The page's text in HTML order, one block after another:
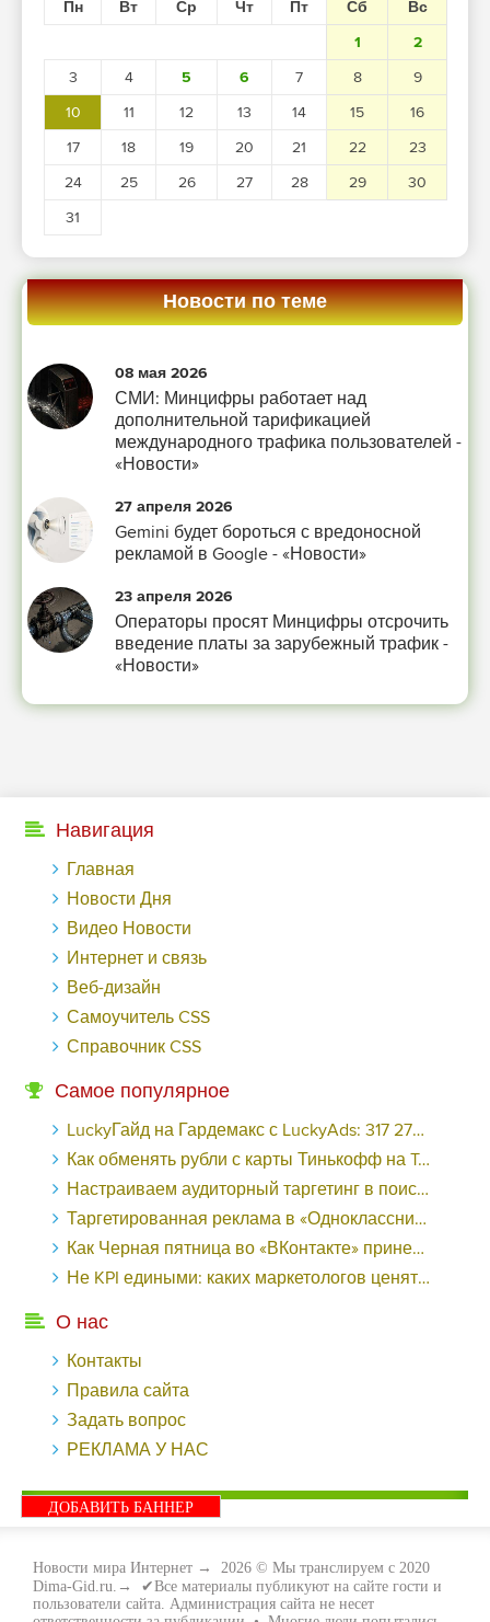
Пн
Вт Ср Чт Пт Сб
Вс
1
2
3
4 5 6 7 8
9
10
11 12 13 14 15
16
17
18 19 20 21 22
23
24
25 26 27 28 29
30
31
Новости по теме
08 мая 2026
СМИ: Минцифры работает над
дополнительной тарификацией
международного трафика пользователей -
«Новости»
27 апреля 2026
Gemini будет бороться с вредоносной
рекламой в Google - «Новости»
23 апреля 2026
Операторы просят Минцифры отсрочить
введение платы за зарубежный трафик -
«Новости»
Навигация
Главная
Новости Дня
Видео Новости
Интернет и связь
Веб-дизайн
Самоучитель CSS
Справочник CSS
Самое популярное
LuckyГайд на Гардемакс с LuckyAds: 317 279 рублей за 10 дней - «Надо знать»
Как обменять рубли с карты Тинькофф на Tether ERC20 (USDT)?
Настраиваем аудиторный таргетинг в поисковой кампании Google Ads - «Заработок»
Таргетированная реклама в «Одноклассниках»: как ее настроить и нужно ли - «Заработок»
Как Черная пятница во «ВКонтакте» принесла магазину подарков 221 продажу по цене 38 рублей - «Заработок»
Не KPI едиными: каких маркетологов ценят - «Заработок»
О нас
Контакты
Правила сайта
Задать вопрос
РЕКЛАМА У НАС
ДОБАВИТЬ БАННЕР
Новости мира Интернет → 2026 © Мы транслируем с 2020
Dima-Gid.ru.→ ✔Все материалы публикуют на сайте гости и
пользователи сайта. Администрация сайта не несет